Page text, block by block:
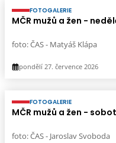
FOTOGALERIE
MČR mužů a žen -
foto: ČAS - Matyáš Klápa
pondělí 27. července 2026
FOTOGALERIE
MČR mužů a žen -
foto: ČAS - Jaroslav Svoboda